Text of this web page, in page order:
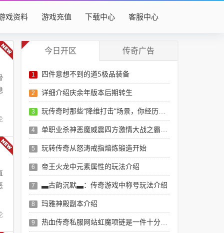
戏资料 游戏充值 下载中心 客服中心
今日开区 传奇广告
1 四件意想不到的道5极品装备
2 详细介绍庆余年版本后期转生
3 玩传奇时那些“降维打击”场景，你经历过几个？
4 单职业杀神恶魔威震四方激情大战之霸气长存
5 玩转传奇从怒涛戒指熔炼锻造开始
6 帝王火龙中元素属性的玩法介绍
7 ▃古韵沉默▃：传奇游戏中称号玩法介绍
8 玛雅神殿副本介绍
9 热血传奇私服网站虹魔项链是一件十分合适法师的配备